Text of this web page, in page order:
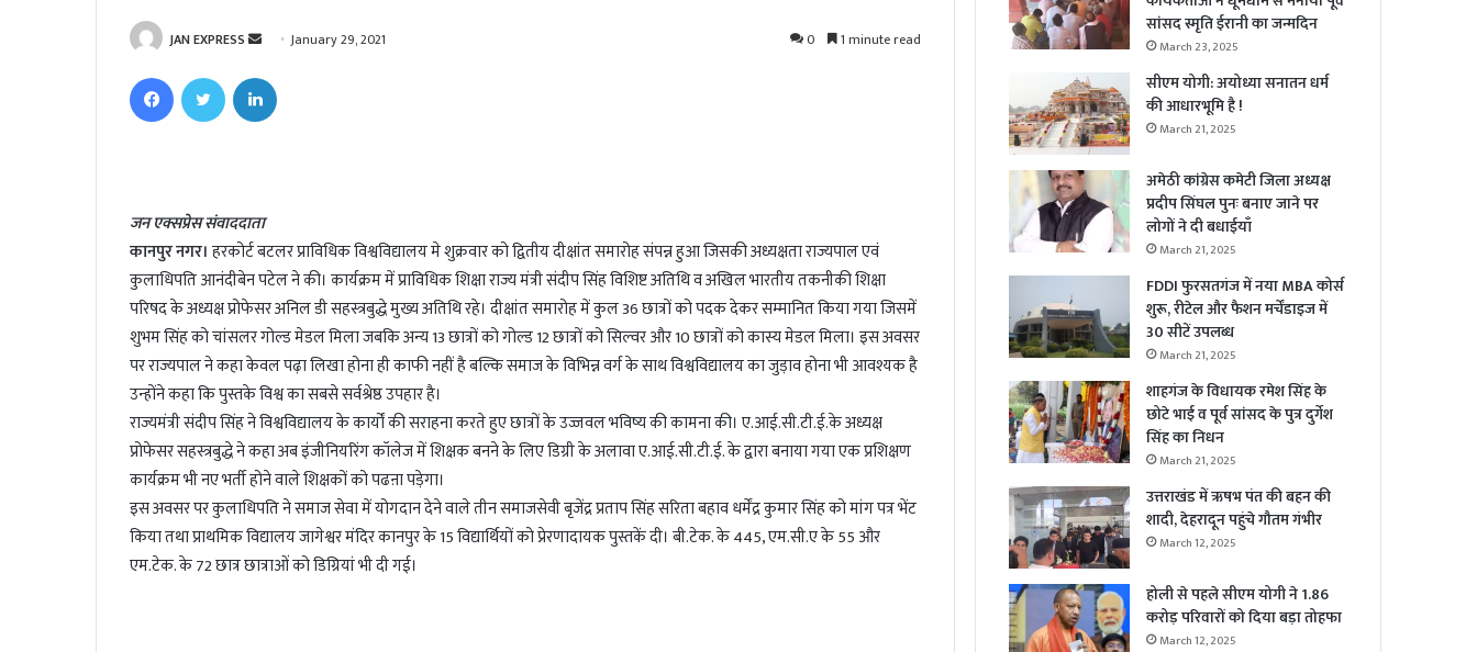
JAN EXPRESS
d
m
a
i
l
January 29, 2021 0 1 minute read
जन एक्सप्रेस संवाददाता
कानपुर नगर। हरकोर्ट बटलर प्राविधिक विश्वविद्यालय मे शुक्रवार को द्वितीय दीक्षांत समारोह संपन्न हुआ जिसकी अध्यक्षता राज्यपाल एवं
कुलाधिपति आनंदीबेन पटेल ने की। कार्यक्रम में प्राविधिक शिक्षा राज्य मंत्री संदीप सिंह विशिष्ट अतिथि व अखिल भारतीय तकनीकी शिक्षा
परिषद के अध्यक्ष प्रोफेसर अनिल डी सहस्त्रबुद्धे मुख्य अतिथि रहे। दीक्षांत समारोह में कुल 36 छात्रों को पदक देकर सम्मानित किया गया जिसमें
शुभम सिंह को चांसलर गोल्ड मेडल मिला जबकि अन्य 13 छात्रों को गोल्ड 12 छात्रों को सिल्वर और 10 छात्रों को कास्य मेडल मिला। इस अवसर
पर राज्यपाल ने कहा केवल पढ़ा लिखा होना ही काफी नहीं है बल्कि समाज के विभिन्न वर्ग के साथ विश्वविद्यालय का जुड़ाव होना भी आवश्यक है
उन्होंने कहा कि पुस्तके विश्व का सबसे सर्वश्रेष्ठ उपहार है।
राज्यमंत्री संदीप सिंह ने विश्वविद्यालय के कार्यों की सराहना करते हुए छात्रों के उज्जवल भविष्य की कामना की। ए.आई.सी.टी.ई.के अध्यक्ष
प्रोफेसर सहस्त्रबुद्धे ने कहा अब इंजीनियरिंग कॉलेज में शिक्षक बनने के लिए डिग्री के अलावा ए.आई.सी.टी.ई. के द्वारा बनाया गया एक प्रशिक्षण
कार्यक्रम भी नए भर्ती होने वाले शिक्षकों को पढऩा पड़ेगा।
इस अवसर पर कुलाधिपति ने समाज सेवा में योगदान देने वाले तीन समाजसेवी बृजेंद्र प्रताप सिंह सरिता बहाव धर्मेंद्र कुमार सिंह को मांग पत्र भेंट
किया तथा प्राथमिक विद्यालय जागेश्वर मंदिर कानपुर के 15 विद्यार्थियों को प्रेरणादायक पुस्तकें दी। बी.टेक. के 445, एम.सी.ए के 55 और
एम.टेक. के 72 छात्र छात्राओं को डिग्रियां भी दी गई।
सांसद स्मृति ईरानी का जन्मदिन
March 23, 2025
सीएम योगी: अयोध्या सनातन धर्म
की आधारभूमि है !
March 21, 2025
अमेठी कांग्रेस कमेटी जिला अध्यक्ष
प्रदीप सिंघल पुनः बनाए जाने पर
लोगों ने दी बधाईयाँ
March 21, 2025
FDDI फुरसतगंज में नया MBA कोर्स
शुरू, रीटेल और फैशन मर्चेंडाइज में
30 सीटें उपलब्ध
March 21, 2025
शाहगंज के विधायक रमेश सिंह के
छोटे भाई व पूर्व सांसद के पुत्र दुर्गेश
सिंह का निधन
March 21, 2025
उत्तराखंड में ऋषभ पंत की बहन की
शादी, देहरादून पहुंचे गौतम गंभीर
March 12, 2025
होली से पहले सीएम योगी ने 1.86
करोड़ परिवारों को दिया बड़ा तोहफा
March 12, 2025